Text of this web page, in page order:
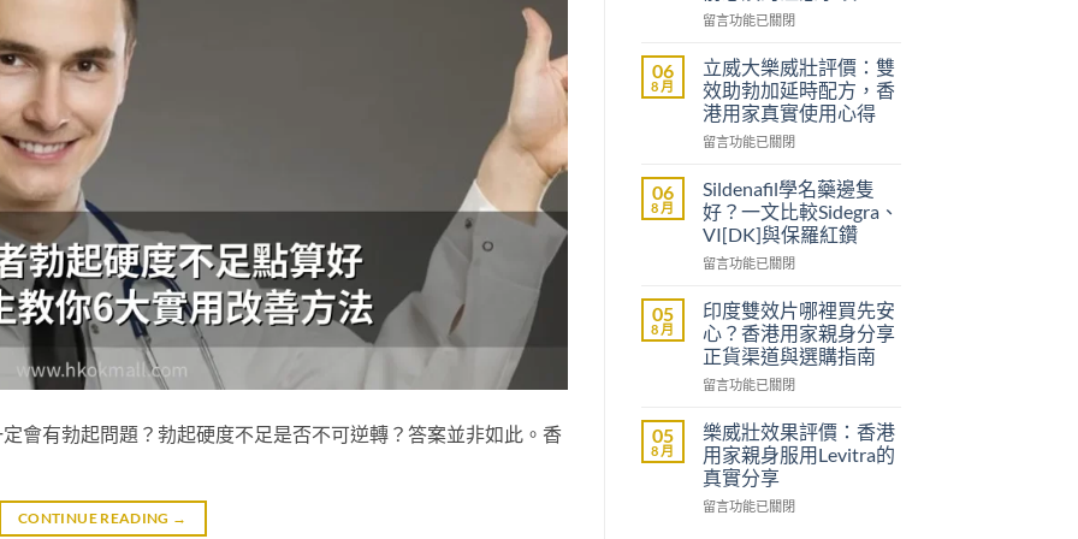
會有勃起問題？勃起硬度不足是否不可逆轉？答案並非如此。香
CONTINUE READING →
在
有
醫
生
紙
可
買
到
威
而
鋼
香
港
男
士
購
前
必
讀
的
注
留言功能已關閉
06
8 月
立威大樂威壯評價：雙
效助勃加延時配方，香
港用家真實使用心得
在
威
大
樂
威
壯
價：
雙
效
助
勃
延
時
配
方，
香
留言功能已關閉
06
8 月
Sildenafil學名藥邊隻
好？一文比較Sidegra、
VI[DK]與保羅紅鑽
在
學
名
藥
邊
隻
一
文
比
較
Sidegra、
留言功能已關閉
05
8 月
印度雙效片哪裡買先安
心？香港用家親身分享
正貨渠道與選購指南
在
度
雙
效
片
哪
留言功能已關閉
05
8 月
樂威壯效果評價：香港
用家親身服用Levitra的
真實分享
在
留言功能已關閉